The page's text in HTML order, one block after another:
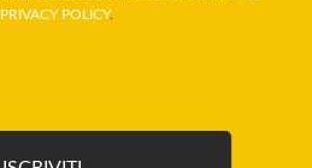
PRIVACY POLICY.